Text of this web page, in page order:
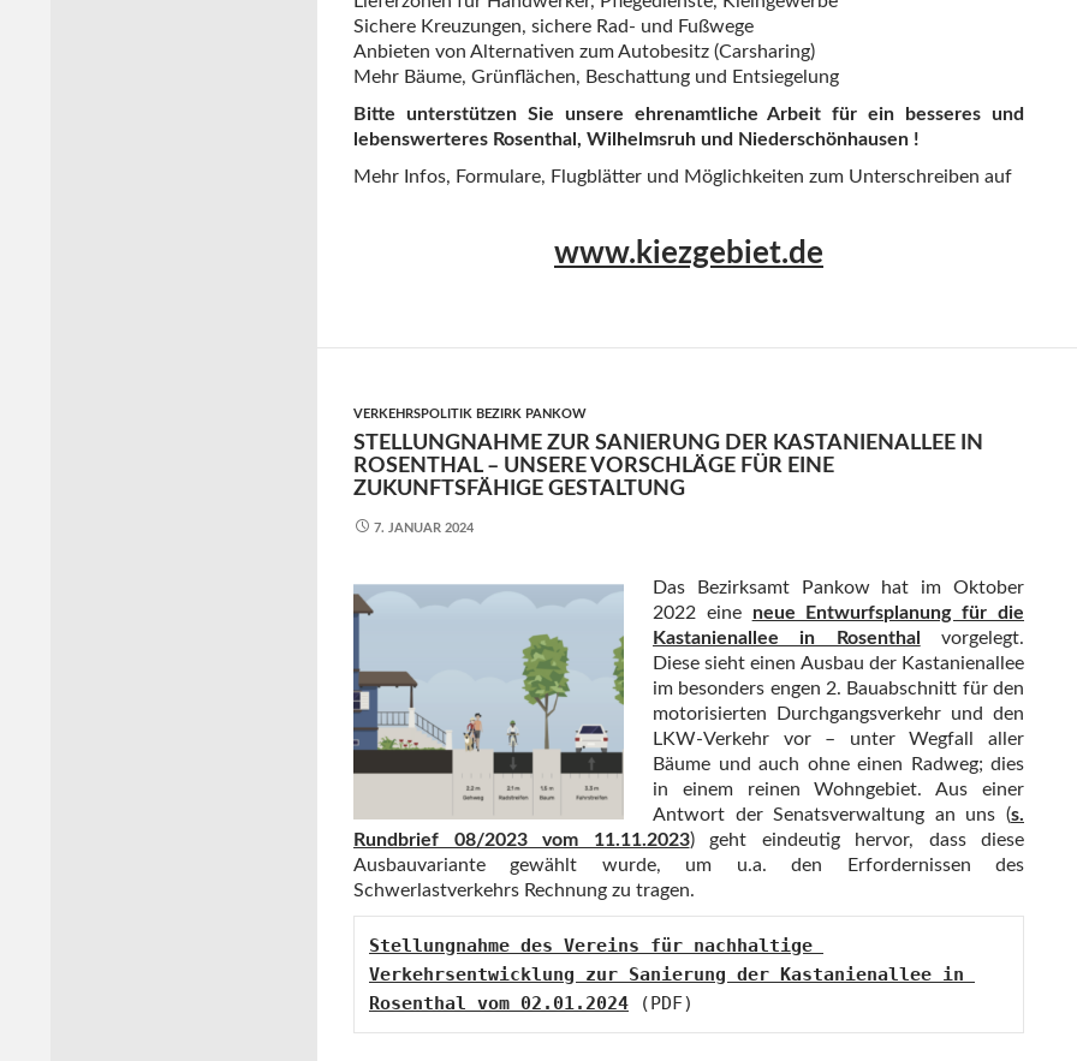
Sichere Kreuzungen, sichere Rad- und Fußwege
Anbieten von Alternativen zum Autobesitz (Carsharing)
Mehr Bäume, Grünflächen, Beschattung und Entsiegelung
Bitte unterstützen Sie unsere ehrenamtliche Arbeit für ein besseres und
lebenswerteres Rosenthal, Wilhelmsruh und Niederschönhausen !
Mehr Infos, Formulare, Flugblätter und Möglichkeiten zum Unterschreiben auf
www.kiezgebiet.de
VERKEHRSPOLITIK BEZIRK PANKOW
STELLUNGNAHME ZUR SANIERUNG DER KASTANIENALLEE IN
ROSENTHAL – UNSERE VORSCHLÄGE FÜR EINE
ZUKUNFTSFÄHIGE GESTALTUNG
7. JANUAR 2024
Das Bezirksamt Pankow hat im Oktober
2022 eine neue Entwurfsplanung für die
Kastanienallee in Rosenthal
vorgelegt.
Diese sieht einen Ausbau der Kastanienallee
im besonders engen 2. Bauabschnitt für den
motorisierten Durchgangsverkehr und den
LKW-Verkehr vor – unter Wegfall aller
Bäume und auch ohne einen Radweg; dies
in einem reinen Wohngebiet. Aus einer
Antwort der Senatsverwaltung an uns (s.
Rundbrief 08/2023 vom 11.11.2023) geht eindeutig hervor, dass diese
Ausbauvariante gewählt wurde, um u.a. den Erfordernissen des
Schwerlastverkehrs Rechnung zu tragen.
Stellungnahme des Vereins für nachhaltige
Verkehrsentwicklung zur Sanierung der Kastanienallee in
Rosenthal vom 02.01.2024 (PDF)